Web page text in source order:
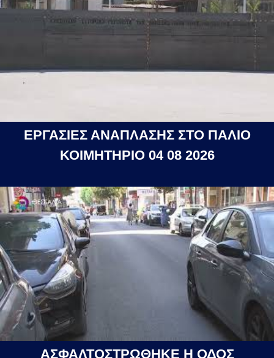
ΕΡΓΑΣΙΕΣ ΑΝΑΠΛΑΣΗΣ ΣΤΟ ΠΑΛΙΟ
ΚΟΙΜΗΤΗΡΙΟ 04 08 2026
ΑΣΦΑΛΤΟΣΤΡΩΘΗΚΕ Η ΟΔΟΣ